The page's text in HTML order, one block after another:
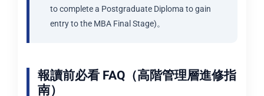
to complete a Postgraduate Diploma to gain
entry to the MBA Final Stage)。
報讀前必看 FAQ（高階管理層進修指
南）